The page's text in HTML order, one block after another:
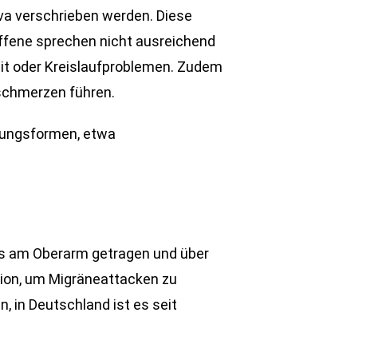
verschrieben werden. Diese
sprechen nicht ausreichend
oder Kreislaufproblemen. Zudem
führen.
etwa
am Oberarm getragen und über
um Migräneattacken zu
in Deutschland ist es seit